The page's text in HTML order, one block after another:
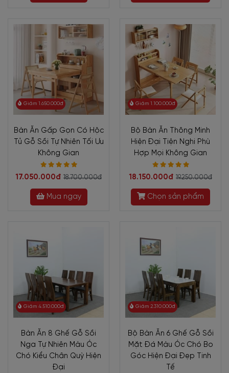
Giảm 1.650.000đ
Bàn Ăn Gấp Gọn Có Hộc
Tủ Gỗ Sồi Tự Nhiên Tối Ưu
Không Gian
17.050.000đ 18.700.000đ
Mua ngay
Giảm 1.100.000đ
Bộ Bàn Ăn Thông Minh
Hiện Đại Tiện Nghi Phù
Hợp Mọi Không Gian
18.150.000đ 19.250.000đ
Chọn sản phẩm
Giảm 4.510.000đ
Bàn Ăn 8 Ghế Gỗ Sồi
Nga Tự Nhiên Màu Óc
Chó Kiểu Chân Quỳ Hiện
Đại
Giảm 2.310.000đ
Bộ Bàn Ăn 6 Ghế Gỗ Sồi
Mặt Đá Màu Óc Chó Bo
Góc Hiện Đại Đẹp Tinh
Tế